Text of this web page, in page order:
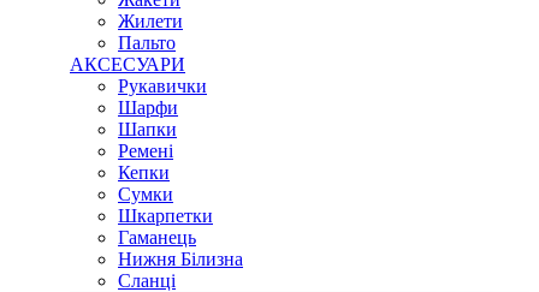
Жилети
Пальто
АКСЕСУАРИ
Рукавички
Шарфи
Шапки
Ремені
Кепки
Сумки
Шкарпетки
Гаманець
Нижня Білизна
Сланці